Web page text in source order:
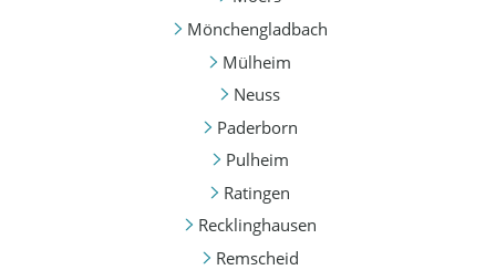
Mönchengladbach
Mülheim
Neuss
Paderborn
Pulheim
Ratingen
Recklinghausen
Remscheid